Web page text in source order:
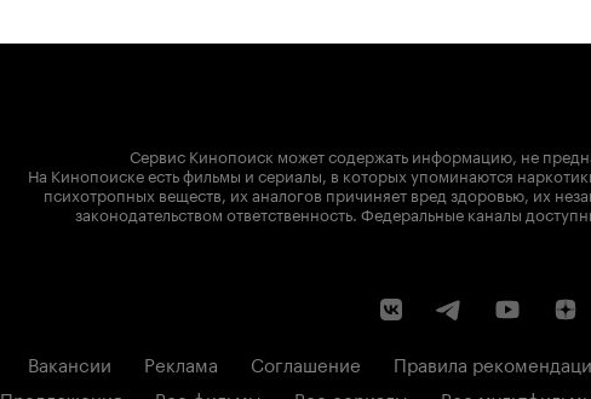
Сервис Кинопоиск может содержать информацию, не
На Кинопоиске есть фильмы и сериалы, в которых упоминаются
психотропных веществ, их аналогов причиняет вред здоровью, их
законодательством ответственность. Федеральные каналы
Вакансии Реклама Соглашение Правила